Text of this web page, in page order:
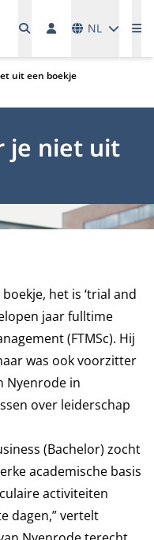
NL
uit een boekje
je niet uit
het is ‘trial and
jaar fulltime
(FTMSc). Hij
was ook voorzitter
Nyenrode in
over leiderschap
(Bachelor) zocht
academische basis
activiteiten
dagen,” vertelt